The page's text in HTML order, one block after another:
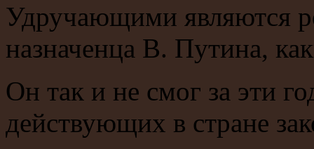
Удручающими являются
назначенца В. Путина,
Он так и не смог за эти
действующих в стране